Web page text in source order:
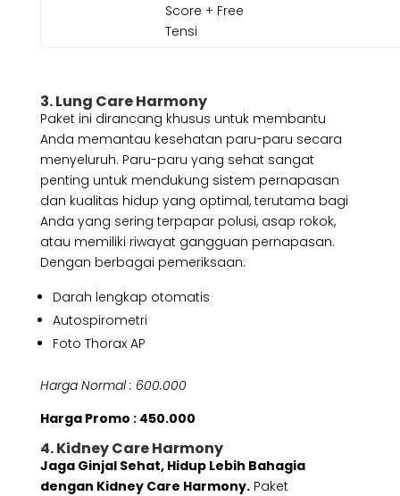
Score + Free
Tensi
3. Lung Care Harmony
Paket ini dirancang khusus untuk membantu
Anda memantau kesehatan paru-paru secara
menyeluruh. Paru-paru yang sehat sangat
penting untuk mendukung sistem pernapasan
dan kualitas hidup yang optimal, terutama bagi
Anda yang sering terpapar polusi, asap rokok,
atau memiliki riwayat gangguan pernapasan.
Dengan berbagai pemeriksaan:
Darah lengkap otomatis
Autospirometri
Foto Thorax AP
Harga Normal : 600.000
Harga Promo : 450.000
4. Kidney Care Harmony
Jaga Ginjal Sehat, Hidup Lebih Bahagia
dengan Kidney Care Harmony.Paket